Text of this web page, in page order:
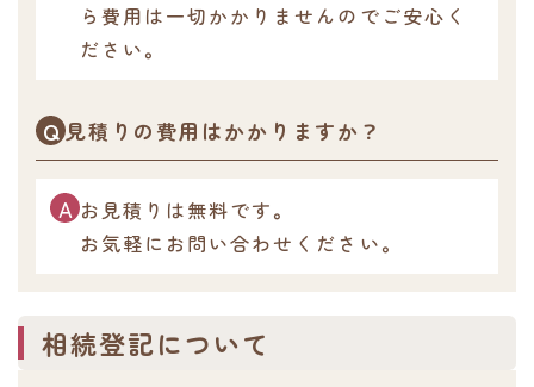
ら費用は一切かかりませんのでご安心く
ださい。
見積りの費用はかかりますか？
お見積りは無料です。
お気軽にお問い合わせください。
相続登記について